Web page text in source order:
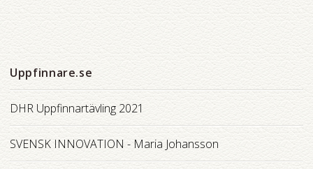
Uppfinnare.se
DHR Uppfinnartävling 2021
SVENSK INNOVATION - Maria Johansson